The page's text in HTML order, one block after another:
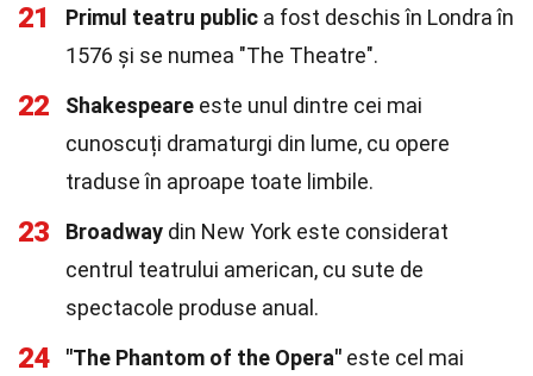
21 Primul teatru public a fost deschis în Londra în
1576 și se numea "The Theatre".
22 Shakespeare este unul dintre cei mai
cunoscuți dramaturgi din lume, cu opere
traduse în aproape toate limbile.
23 Broadway din New York este considerat
centrul teatrului american, cu sute de
spectacole produse anual.
24 "The Phantom of the Opera" este cel mai